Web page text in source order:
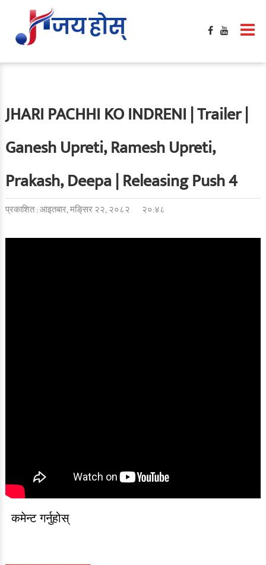
JHARI PACHHI KO INDRENI | Trailer |
Ganesh Upreti, Ramesh Upreti,
Prakash, Deepa | Releasing Push 4
प्रकाशित : आइतबार, मङि्सर २२, २०८२ २०:४८
कमेन्ट गर्नुहोस्